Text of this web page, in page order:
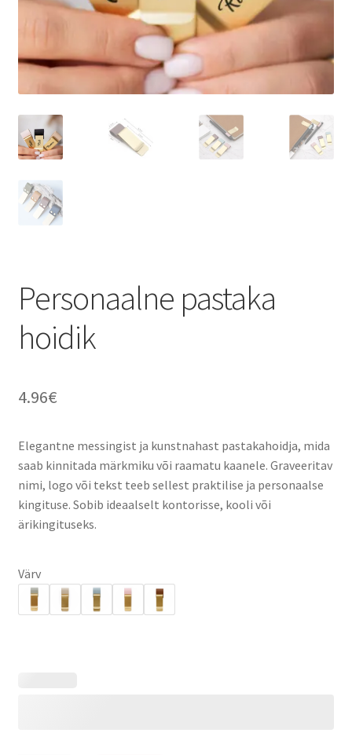
Sildid
Tee ise
Teenused
Kontakt
Personaalne pastaka
hoidik
4.96€
Elegantne messingist ja kunstnahast pastakahoidja, mida
saab kinnitada märkmiku või raamatu kaanele. Graveeritav
nimi, logo või tekst teeb sellest praktilise ja personaalse
kingituse. Sobib ideaalselt kontorisse, kooli või
ärikingituseks.
Värv